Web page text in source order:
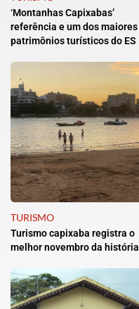
‘Montanhas Capixabas’
referência e um dos maiores
patrimônios turísticos do ES
TURISMO
Turismo capixaba registra o
melhor novembro da história